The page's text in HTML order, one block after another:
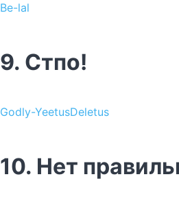
Be-lal
9. Стпо!
Godly-YeetusDeletus
10. Нет